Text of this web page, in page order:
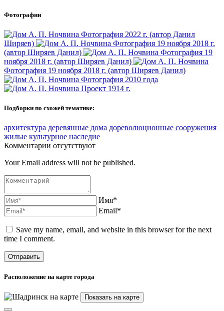
Фотографии
Фотография 2022 г. (автор Данил
Ширяев)
Фотография 19 ‎ноября ‎2018 ‎г.
(автор Ширяев Данил)
Фотография 19
‎ноября ‎2018 ‎г. (автор Ширяев Данил)
Фотография 19 ‎ноября ‎2018 ‎г. (автор Ширяев Данил)
Фотография 2010 года
Проект 1914 г.
Подборки по схожей тематике:
архитектура деревянные дома дореволюционные сооружения
жилые культурное наследие
Комментарии отсутствуют
Your Email address will not be published.
Имя*
Email*
Save my name, email, and website in this browser for the next
time I comment.
Расположение на карте города
Показать на карте